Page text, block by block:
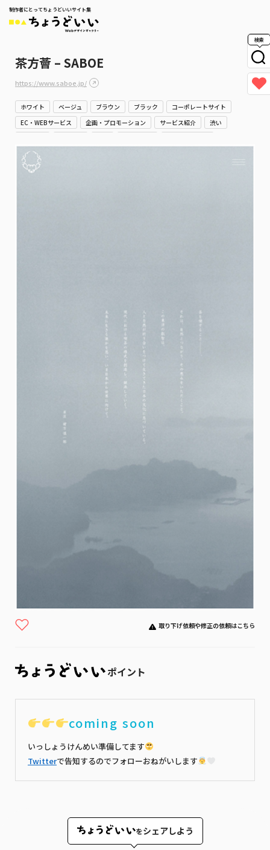
制作者にとってちょうどいいサイト集
検索
茶方薈 – SABOE
https://www.saboe.jp/
ホワイト ベージュ ブラウン ブラック
コーポレートサイト
EC・WEBサービス
企画・プロモーション サービス紹介
渋い
取り下げ依頼や修正の依頼はこちら
ポイント
coming soon
いっしょうけんめい準備してます
Twitterで告知するのでフォローおねがいします
をシェアしよう